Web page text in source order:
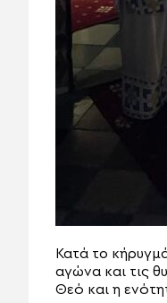
Κατά το
αγώνα και τις
Θεό και η